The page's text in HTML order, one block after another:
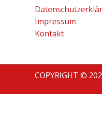
Impressum
Kontakt
COPYRIGHT ©